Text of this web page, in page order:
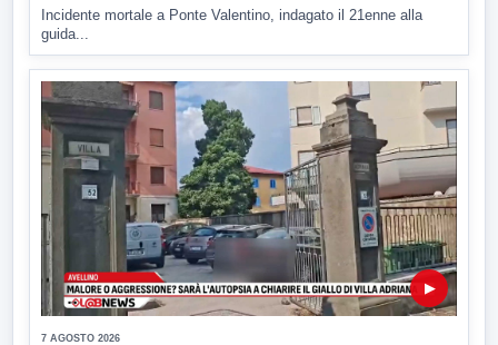
Incidente mortale a Ponte Valentino, indagato il 21enne alla
guida...
▶
7 AGOSTO 2026